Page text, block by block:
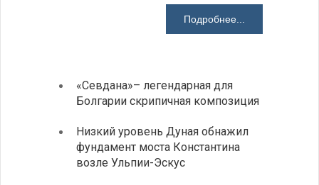
Подробнее...
«Севдана»– легендарная для
Болгарии скрипичная композиция
Низкий уровень Дуная обнажил
фундамент моста Константина
возле Ульпии-Эскус